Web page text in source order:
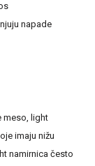
napade
meso, light
imaju nižu
namirnica često